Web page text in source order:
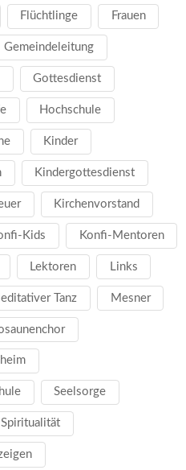
Flüchtlinge Frauen
Gemeindeleitung
Gottesdienst
Hochschule
Kinder
Kindergottesdienst
Kirchenvorstand
Kids Konfi-Mentoren
Lektoren Links
Tanz Mesner
Seelsorge
Spiritualität